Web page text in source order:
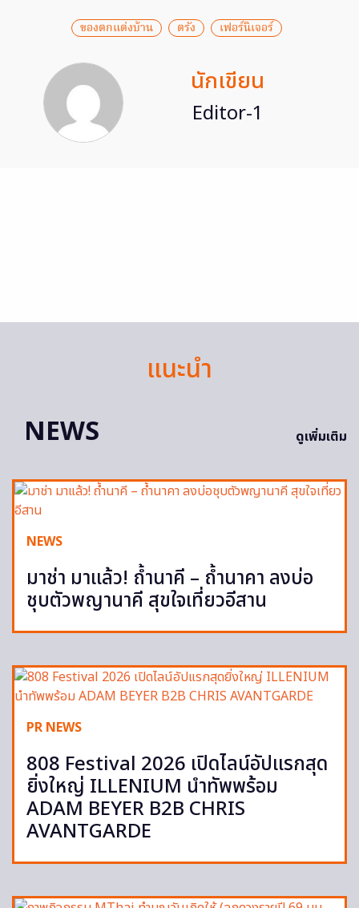
ของตกแต่งบ้าน ตรัง เฟอร์นิเจอร์
นักเขียน
Editor-1
แนะนำ
NEWS
ดูเพิ่มเติม
NEWS
มาช่า มาแล้ว! ถ้ำนาคี – ถ้ำนาคา ลงบ่อ
ชุบตัวพญานาคี สุขใจเที่ยวอีสาน
PR NEWS
808 Festival 2026 เปิดไลน์อัปแรกสุด
ยิ่งใหญ่ ILLENIUM นำทัพพร้อม
ADAM BEYER B2B CHRIS
AVANTGARDE